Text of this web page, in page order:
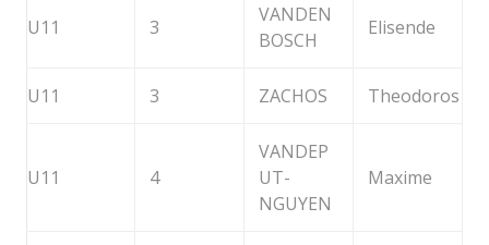
U11 3
VANDEN
BOSCH
Elisende
U11 3 ZACHOS Theodoros
U11 4
VANDEP
UT-
NGUYEN
Maxime